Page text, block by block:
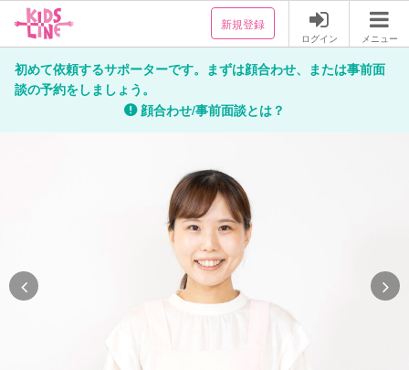
新規登録
ログイン メニュー
初めて依頼するサポーターです。まずは顔合わせ、または事前面
談の予約をしましょう。
顔合わせ/事前面談とは？